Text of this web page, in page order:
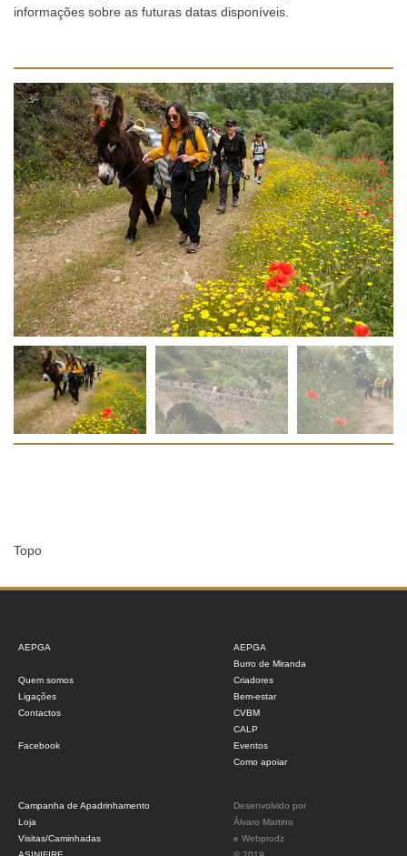
informações sobre as futuras datas disponíveis.
Topo
AEPGA
Quem somos
Ligações
Contactos
Facebook
AEPGA
Burro de Miranda
Criadores
Bem-estar
CVBM
CALP
Eventos
Como apoiar
Campanha de Apadrinhamento
Loja
Visitas/Caminhadas
Desenvolvido por
Álvaro Martino
e Webprodz